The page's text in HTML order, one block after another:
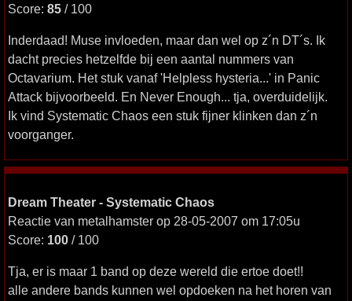
Score: 85 / 100
Inderdaad! Muse invloeden, maar dan wel op z´n DT´s. Ik
dacht precies hetzelfde bij een aantal nummers van
Octavarium. Het stuk vanaf 'Helpless hysteria...' in Panic
Attack bijvoorbeeld. En Never Enough... tja, overduidelijk.
Ik vind Systematic Chaos een stuk fijner klinken dan z´n
voorganger.
Dream Theater - Systematic Chaos
Reactie van metalhamster op 28-05-2007 om 17:05u
Score: 100 / 100
Tja, er is maar 1 band op deze wereld die ertoe doet!!
alle andere bands kunnen wel opdoeken na het horen van